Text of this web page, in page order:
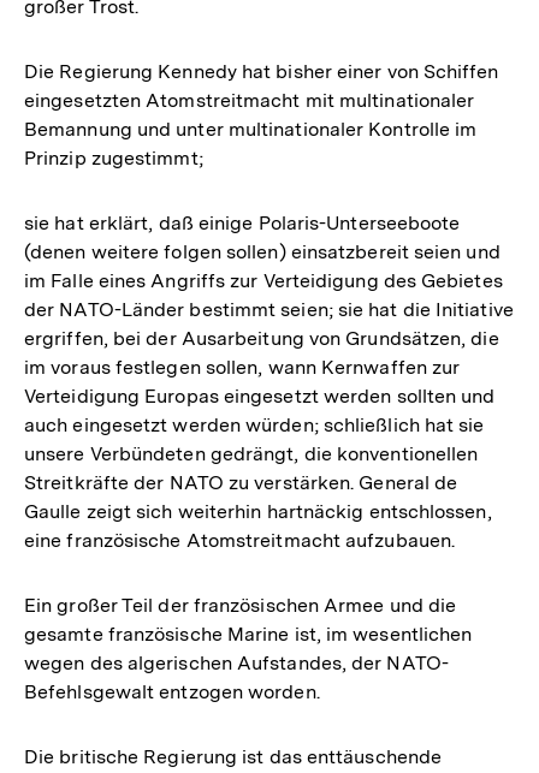
großer Trost.
Die Regierung Kennedy hat bisher einer von Schiffen
eingesetzten Atomstreitmacht mit multinationaler
Bemannung und unter multinationaler Kontrolle im
Prinzip zugestimmt;
sie hat erklärt, daß einige Polaris-Unterseeboote
(denen weitere folgen sollen) einsatzbereit seien und
im Falle eines Angriffs zur Verteidigung des Gebietes
der NATO-Länder bestimmt seien; sie hat die Initiative
ergriffen, bei der Ausarbeitung von Grundsätzen, die
im voraus festlegen sollen, wann Kernwaffen zur
Verteidigung Europas eingesetzt werden sollten und
auch eingesetzt werden würden; schließlich hat sie
unsere Verbündeten gedrängt, die konventionellen
Streitkräfte der NATO zu verstärken. General de
Gaulle zeigt sich weiterhin hartnäckig entschlossen,
eine französische Atomstreitmacht aufzubauen.
Ein großer Teil der französischen Armee und die
gesamte französische Marine ist, im wesentlichen
wegen des algerischen Aufstandes, der NATO-
Befehlsgewalt entzogen worden.
Die britische Regierung ist das enttäuschende